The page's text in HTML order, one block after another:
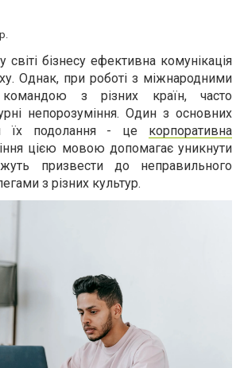
світі бізнесу ефективна комунікація
Однак, при роботі з міжнародними
з різних країн, часто
непорозуміння. Один з основних
їх подолання - це корпоративна
цією мовою допомагає уникнути
призвести до неправильного
з різних культур.